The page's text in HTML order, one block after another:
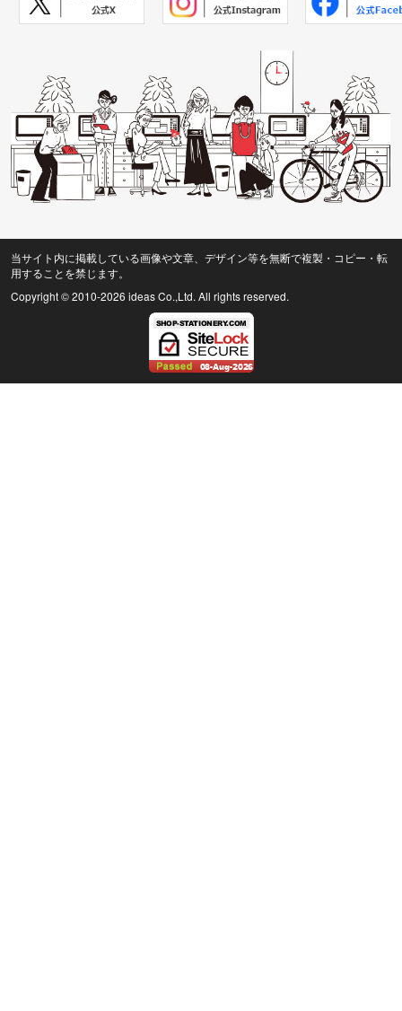
当サイト内に掲載している画像や文章、デザイン等を無断で複製・コピー・転
用することを禁じます。
Copyright © 2010-2026 ideas Co.,Ltd. All rights reserved.